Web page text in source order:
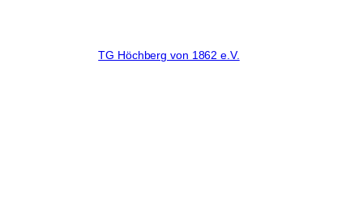
Tochterverein derTG Höchberg von 1862 e.V.